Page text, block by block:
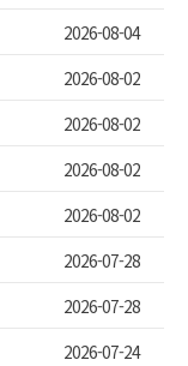
2026-08-04
2026-08-02
2026-08-02
2026-08-02
2026-08-02
2026-07-28
2026-07-28
2026-07-24